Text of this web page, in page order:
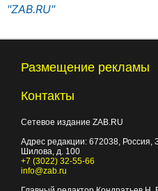
"ZAB.RU"
Размещение рекламы
Контакты
Сетевое издание ZAB.RU
Адрес редакции: 672038, Россия,
Шилова, д. 100
+7 (3022) 32-55-66
info@zab.ru